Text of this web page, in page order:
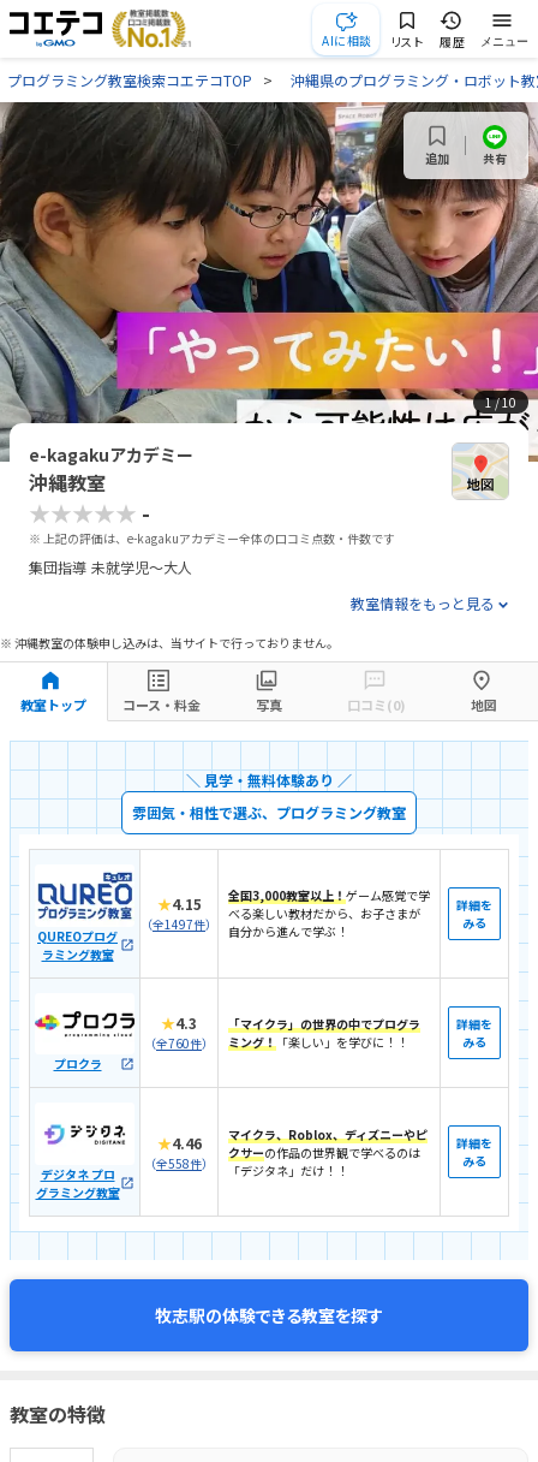
AIに相談 リスト 履歴 メニュー
プログラミング教室検索コエテコTOP 沖縄県のプログラミング・ロボット
1/ 10
追加 共有
e-kagakuアカデミー
沖縄教室
★★★★★ -
※ 上記の評価は、e-kagakuアカデミー全体の口コミ点数・件数です
集団指導 未就学児～大人
教室情報をもっと見る
※ 沖縄教室の体験申し込みは、当サイトで行っておりません。
教室トップ コース・料金 写真 口コミ(0) 地図
＼ 見学・無料体験あり ／
雰囲気・相性で選ぶ、プログラミング教室
QUREOプログ
ラミング教室
★4.15
（全1497件）
全国3,000教室以上！ゲーム感覚で学
べる楽しい教材だから、お子さまが
自分から進んで学ぶ！
詳細を
みる
プロクラ
★4.3
（全760件）
「マイクラ」の世界の中でプログラ
ミング！
「楽しい」を学びに！！
詳細を
みる
デジタネ プロ
グラミング教室
★4.46
（全558件）
マイクラ、Roblox、ディズニーやピ
クサーの作品の世界観で学べるのは
「デジタネ」だけ！！
詳細を
みる
牧志駅の体験できる教室を探す
教室の特徴